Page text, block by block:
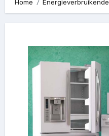
Home Energieverbruikende